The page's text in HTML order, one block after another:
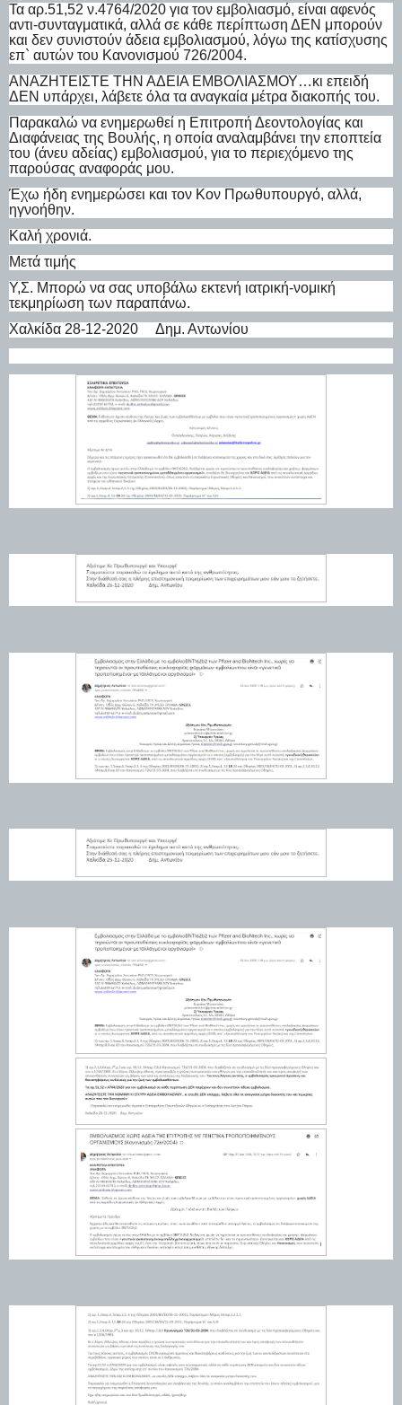
Τα αρ.51,52 ν.4764/2020 για τον εμβολιασμό, είναι αφενός
αντι-συνταγματικά, αλλά σε κάθε περίπτωση ΔΕΝ μπορούν
και δεν συνιστούν άδεια εμβολιασμού, λόγω της κατίσχυσης
επ` αυτών του Κανονισμού 726/2004.
ΑΝΑΖΗΤΕΙΣΤΕ ΤΗΝ ΑΔΕΙΑ ΕΜΒΟΛΙΑΣΜΟΥ…κι επειδή
ΔΕΝ υπάρχει, λάβετε όλα τα αναγκαία μέτρα διακοπής του.
Παρακαλώ να ενημερωθεί η Επιτροπή Δεοντολογίας και
Διαφάνειας της Βουλής, η οποία αναλαμβάνει την εποπτεία
του (άνευ αδείας) εμβολιασμού, για το περιεχόμενο της
παρούσας αναφοράς μου.
Έχω ήδη ενημερώσει και τον Κον Πρωθυπουργό, αλλά,
ηγνοήθην.
Καλή χρονιά.
Μετά τιμής
Υ,Σ. Μπορώ να σας υποβάλω εκτενή ιατρική-νομική
τεκμηρίωση των παραπάνω.
Χαλκίδα 28-12-2020 Δημ. Αντωνίου